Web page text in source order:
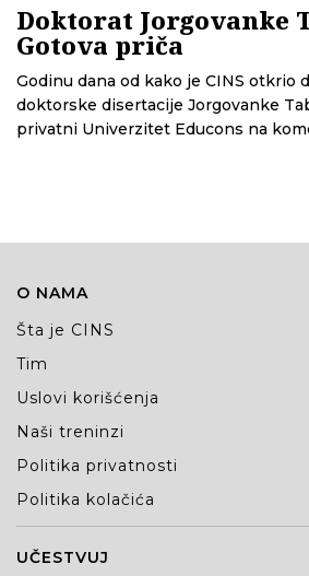
Doktorat Jorgovanke
Gotova priča
Godinu dana od kako je CINS otkrio
doktorske disertacije Jorgovanke
privatni Univerzitet Educons na
O NAMA
Šta je CINS
Tim
Uslovi korišćenja
Naši treninzi
Politika privatnosti
Politika kolačića
UČESTVUJ